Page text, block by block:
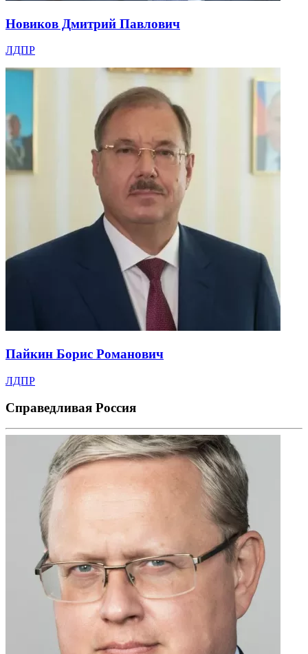
Новиков Дмитрий Павлович
ЛДПР
Пайкин Борис Романович
ЛДПР
Справедливая Россия